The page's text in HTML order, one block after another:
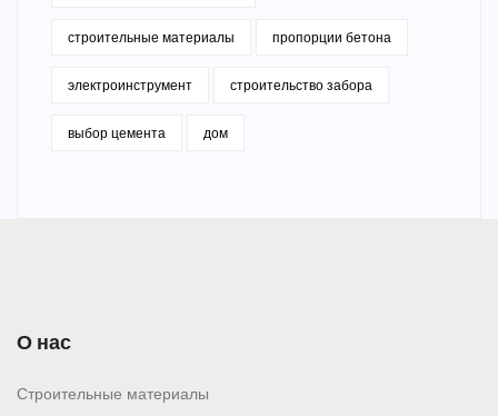
строительные материалы пропорции бетона
электроинструмент строительство забора
выбор цемента дом
О нас
Строительные материалы